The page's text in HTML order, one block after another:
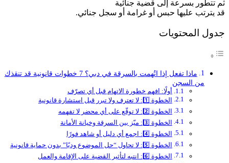
ثم تتطور بسرعة إلى قضية جنائية
قد يترتب عليها حبس أو غرامة أو سجل جنائي.
جدول المحتويات
ماذا تفعل إذا اتُهمت بالسرقة في دبي؟ 7 خطوات قانونية قد تنقذك
من السجن
أولًا: افهم خطورة الاتهام قبل أي تصرّف
الخطوة 1️⃣: لا تعترف ولا تبرر قبل استشارة قانونية
الخطوة 2️⃣: لا توقّع على أي محضر لا تفهمه
الخطوة 3️⃣: ميّز بين السرقة وخيانة الأمانة
الخطوة 4️⃣: اجمع أي دليل أو شاهد فورًا
الخطوة 5️⃣: لا تحاول “حل الموضوع وديًا” بدون حماية قانونية
الخطوة 6️⃣: انتبه لتأثير القضية على الإقامة والعمل